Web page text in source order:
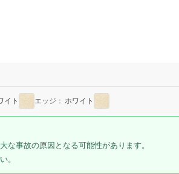
イト エッジ： ホワイト
事故の原因となる可能性があります。
。